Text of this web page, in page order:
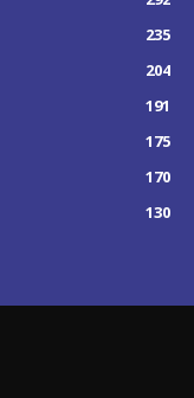
235
204
191
175
170
130